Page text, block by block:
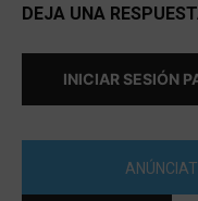
DEJA UNA
INICIAR SESIÓN